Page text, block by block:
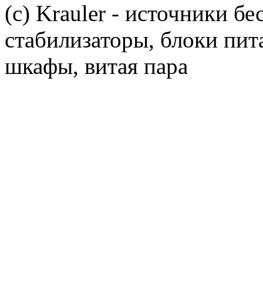
(c) Krauler - источники
стабилизаторы, блоки
шкафы, витая пара